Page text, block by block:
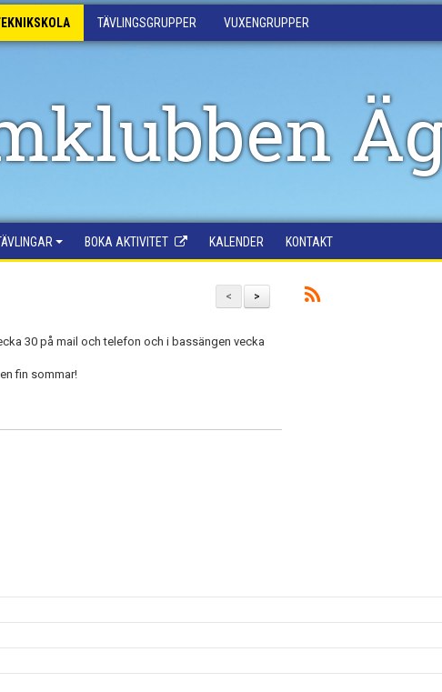
TÄVLINGSGRUPPER VUXENGRUPPER
BOKA AKTIVITET KALENDER KONTAKT
>
<
30 på mail och telefon och i bassängen vecka
fin sommar!